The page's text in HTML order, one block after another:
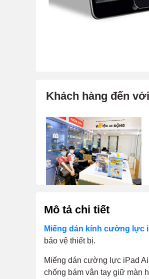
Khách hàng đến
Mô tả chi tiết
Miếng dán kính cường lực
bảo vệ thiết bị.
Miếng dán cường lực iPad
chống bám vân tay giữ màn